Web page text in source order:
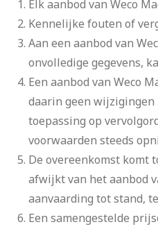
Elk aanbod van Weco
Kennelijke fouten of
Aan een aanbod van
onvolledige gegevens,
Een aanbod van Weco
daarin geen wijzigingen
toepassing op
voorwaarden steeds
De overeenkomst komt
afwijkt van het aanbod
aanvaarding tot stand,
Een samengestelde